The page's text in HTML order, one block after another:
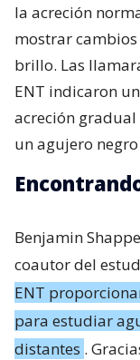
la acreción
mostrar
brillo. Las
ENT indicaron
acreción
un agujero
Benjamin
coautor del
ENT
para estudiar
distantes .